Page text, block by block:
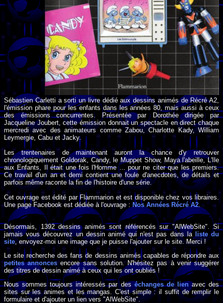
Sébastien Carletti a sorti un livre dédié aux dessins animés de Récré A2,
l'émission phare pour les enfants dans les années 80, mais aussi à ceux
des émissions concurrentes. Présentée par Dorothée dirigée par
Jacqueline Joubert, cette émission donnait un spectacle en direct chaque
mercredi avec des animateurs comme Zabou, Charlotte Kady, William
Leymergie, Cabu et Jacky.
Les trentenaires de maintenant auront la chance d'y retrouver
chronologiquement Goldorak, Candy, le Muppet Show, Maya l'abeille, L'Ile
aux Enfants, Il était une fois l'Homme ... pour ne citer que les premiers.
Ce travail d'un an et demi contient une foule d'anecdotes, de détails et
parfois même raconte la fin de l'histoire d'une série.
Cet ouvrage est édité par Flammarion et est disponible chez vos libraires.
Une page Facebook est dédiée à l'ouvrage :Nos Années Récré A2.
Désormais, 1392 dessins animés sont référencés sur "AlWebSite". Si
jamais vous découvrez un dessin animé qui n'est pas dans la liste du
site, envoyez-moi une image que je puisse l'ajouter sur le site. Merci !
Le site recherche des fans de dessins animés capables de répondre aux
petites annoncesencore sans solution. N'hésitez pas à venir suggérer
des titres de dessin animé à ceux qui les ont oubliés !
Nous sommes toujours intéressés par des échanges de lienavec des
sites sur les animes et les mangas. C'est simple : il suffit de remplir le
formulaire et d'ajouter un lien vers "AlWebSite".